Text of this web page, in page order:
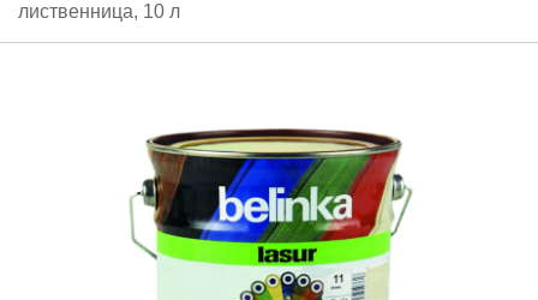
лиственница, 10 л